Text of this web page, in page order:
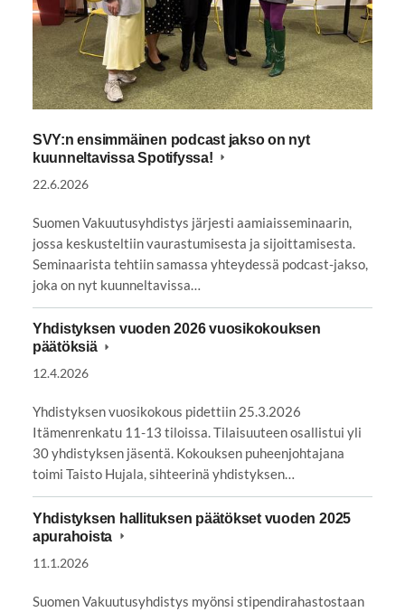
SVY:n ensimmäinen podcast jakso on nyt
kuunneltavissa Spotifyssa!
22.6.2026
Suomen Vakuutusyhdistys järjesti aamiaisseminaarin,
jossa keskusteltiin vaurastumisesta ja sijoittamisesta.
Seminaarista tehtiin samassa yhteydessä podcast-jakso,
joka on nyt kuunneltavissa…
Yhdistyksen vuoden 2026 vuosikokouksen
päätöksiä
12.4.2026
Yhdistyksen vuosikokous pidettiin 25.3.2026
Itämenrenkatu 11-13 tiloissa. Tilaisuuteen osallistui yli
30 yhdistyksen jäsentä. Kokouksen puheenjohtajana
toimi Taisto Hujala, sihteerinä yhdistyksen…
Yhdistyksen hallituksen päätökset vuoden 2025
apurahoista
11.1.2026
Suomen Vakuutusyhdistys myönsi stipendirahastostaan